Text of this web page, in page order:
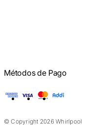
Métodos de Pago
American Express
Visa Mastercard
© Copyright 2026 Whirlpool